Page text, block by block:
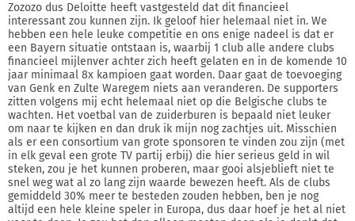
Zozozo dus Deloitte heeft vastgesteld dat dit financieel
interessant zou kunnen zijn. Ik geloof hier helemaal niet in. We
hebben een hele leuke competitie en ons enige nadeel is dat er
een Bayern situatie ontstaan is, waarbij 1 club alle andere clubs
financieel mijlenver achter zich heeft gelaten en in de komende 10
jaar minimaal 8x kampioen gaat worden. Daar gaat de toevoeging
van Genk en Zulte Waregem niets aan veranderen. De supporters
zitten volgens mij echt helemaal niet op die Belgische clubs te
wachten. Het voetbal van de zuiderburen is bepaald niet leuker
om naar te kijken en dan druk ik mijn nog zachtjes uit. Misschien
als er een consortium van grote sponsoren te vinden zou zijn (met
in elk geval een grote TV partij erbij) die hier serieus geld in wil
steken, zou je het kunnen proberen, maar gooi alsjeblieft niet te
snel weg wat al zo lang zijn waarde bewezen heeft. Als de clubs
gemiddeld 30% meer te besteden zouden hebben, ben je nog
altijd een hele kleine speler in Europa, dus daar hoef je het al niet